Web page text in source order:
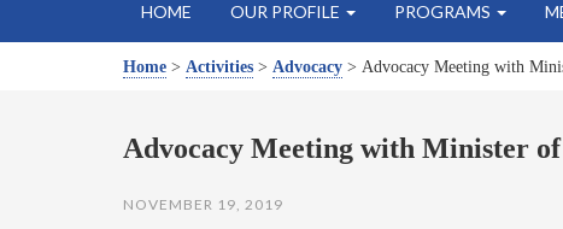
HOME OUR PROFILE PROGRAMS
Home > Activities > Advocacy > Advocacy Meeting with
Advocacy Meeting with Minister
NOVEMBER 19, 2019